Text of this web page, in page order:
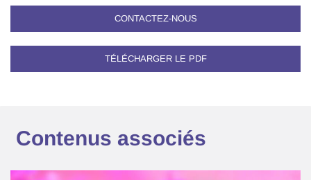
CONTACTEZ-NOUS
TÉLÉCHARGER LE PDF
Contenus associés